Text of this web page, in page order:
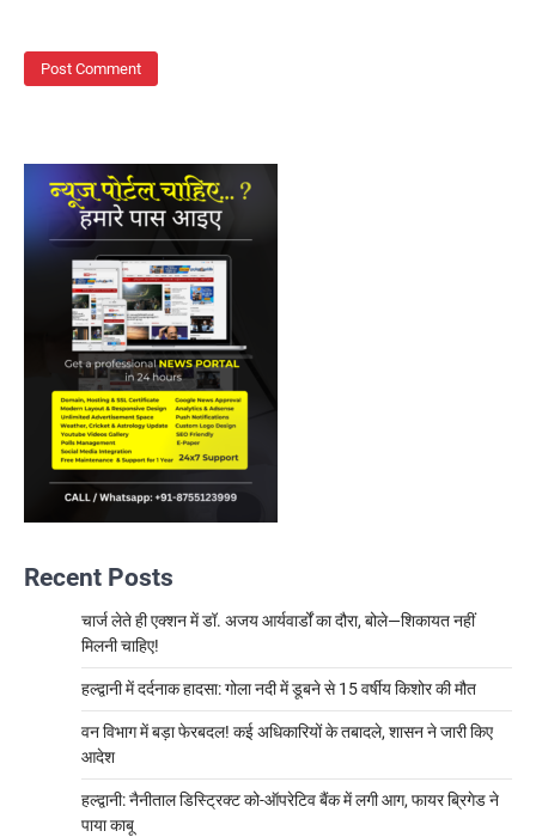
Recent Posts
चार्ज लेते ही एक्शन में डॉ. अजय आर्यवार्डों का दौरा, बोले—शिकायत नहीं
मिलनी चाहिए!
हल्द्वानी में दर्दनाक हादसा: गोला नदी में डूबने से 15 वर्षीय किशोर की मौत
वन विभाग में बड़ा फेरबदल! कई अधिकारियों के तबादले, शासन ने जारी किए
आदेश
हल्द्वानी: नैनीताल डिस्ट्रिक्ट को-ऑपरेटिव बैंक में लगी आग, फायर ब्रिगेड ने
पाया काबू